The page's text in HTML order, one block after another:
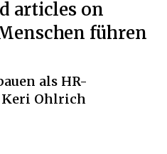
articles on
führen
als HR-
Ohlrich